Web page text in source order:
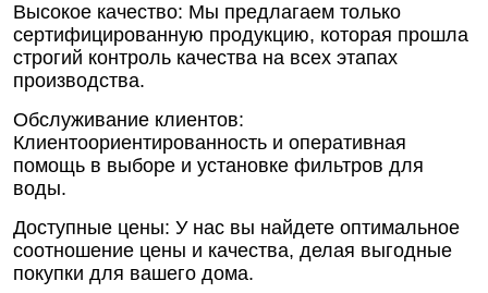
Высокое качество: Мы предлагаем только
сертифицированную продукцию, которая прошла
строгий контроль качества на всех этапах
производства.
Обслуживание клиентов:
Клиентоориентированность и оперативная
помощь в выборе и установке фильтров для
воды.
Доступные цены: У нас вы найдете оптимальное
соотношение цены и качества, делая выгодные
покупки для вашего дома.